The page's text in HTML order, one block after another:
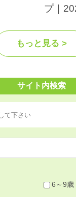
プ｜
もっと見る >
サイト内検索
6～9歳